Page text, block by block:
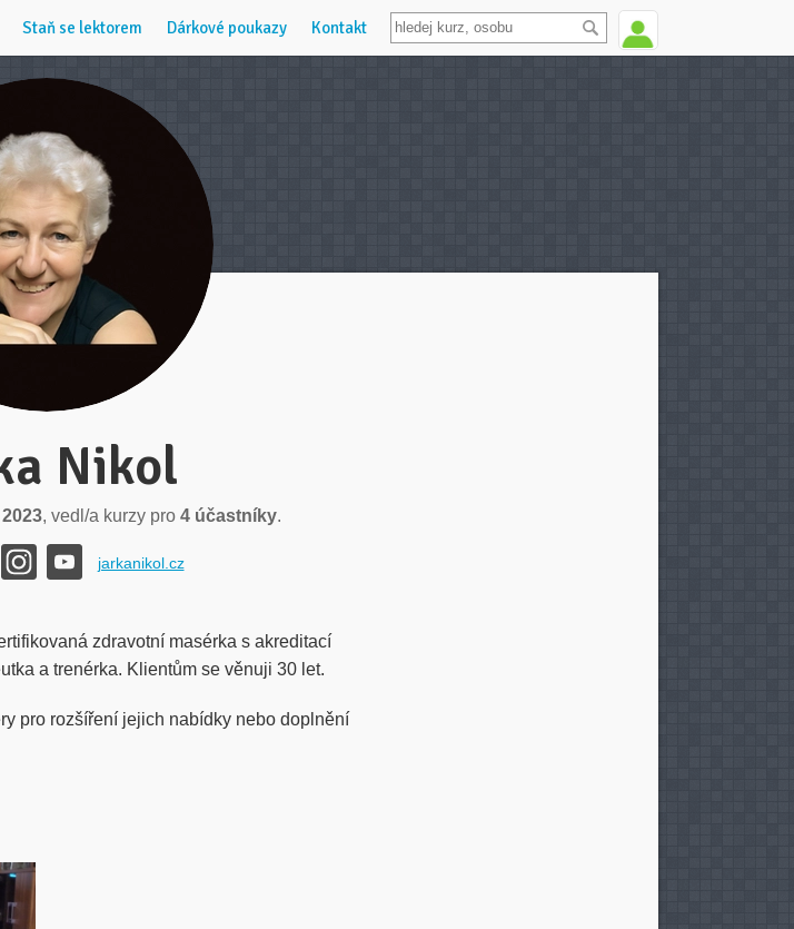
Staň se lektorem Dárkové poukazy Kontakt
Nikol
, vedl/a kurzy pro 4 účastníky.
jarkanikol.cz
zdravotní masérka s akreditací
a trenérka. Klientům se věnuji 30 let.
pro rozšíření jejich nabídky nebo doplnění